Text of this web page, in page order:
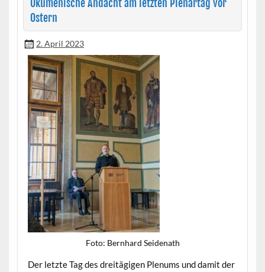
Ökumenische Andacht am letzten Plenartag vor
Ostern
2. April 2023
Foto: Bern­hard Seidenath
Der let­zte Tag des dre­itägi­gen Plenums und damit der